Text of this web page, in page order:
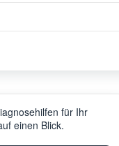
für Ihr
einen Blick.